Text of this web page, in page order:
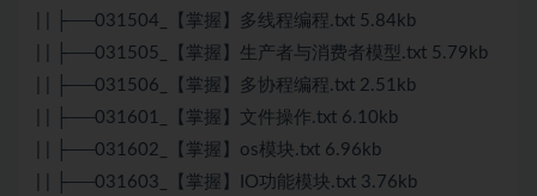
| | ├──031504_【掌握】多线程编程.txt 5.84kb
| | ├──031505_【掌握】生产者与消费者模型.txt 5.79kb
| | ├──031506_【掌握】多协程编程.txt 2.51kb
| | ├──031601_【掌握】文件操作.txt 6.10kb
| | ├──031602_【掌握】os模块.txt 6.96kb
| | ├──031603_【掌握】IO功能模块.txt 3.76kb